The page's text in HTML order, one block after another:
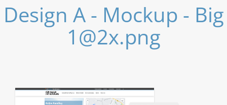
Design A - Mockup - Big
1@2x.png